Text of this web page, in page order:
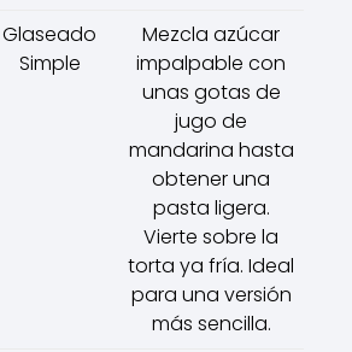
Glaseado
Simple
Mezcla azúcar
impalpable con
unas gotas de
jugo de
mandarina hasta
obtener una
pasta ligera.
Vierte sobre la
torta ya fría. Ideal
para una versión
más sencilla.